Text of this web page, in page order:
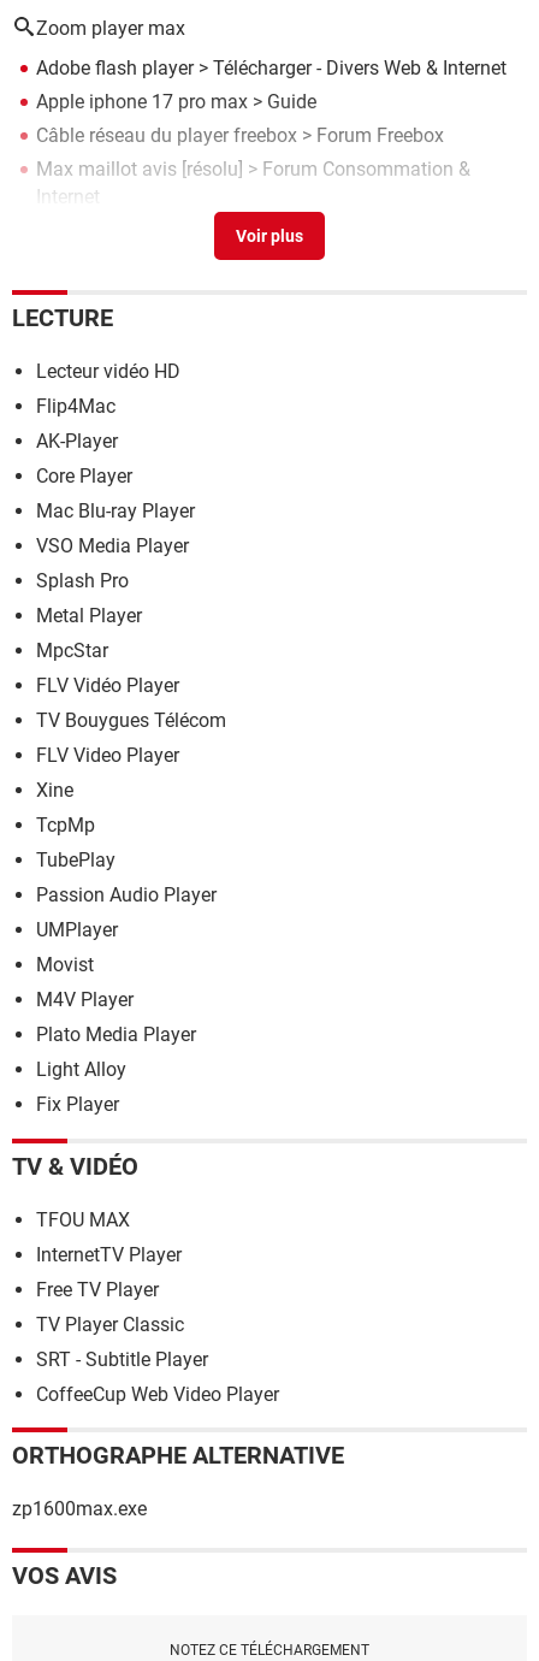
Zoom player max
Adobe flash player> Télécharger - Divers Web & Internet
Apple iphone 17 pro max > Guide
Câble réseau du player freebox > Forum Freebox
Max maillot avis [résolu] > Forum Consommation &
Internet
Cable reseau du player freebox>
LECTURE
Lecteur vidéo HD
Flip4Mac
AK-Player
Core Player
Mac Blu-ray Player
VSO Media Player
Splash Pro
Metal Player
MpcStar
FLV Vidéo Player
TV Bouygues Télécom
FLV Video Player
Xine
TcpMp
TubePlay
Passion Audio Player
UMPlayer
Movist
M4V Player
Plato Media Player
Light Alloy
Fix Player
TV & VIDÉO
TFOU MAX
InternetTV Player
Free TV Player
TV Player Classic
SRT - Subtitle Player
CoffeeCup Web Video Player
ORTHOGRAPHE ALTERNATIVE
zp1600max.exe
VOS AVIS
NOTEZ CE TÉLÉCHARGEMENT